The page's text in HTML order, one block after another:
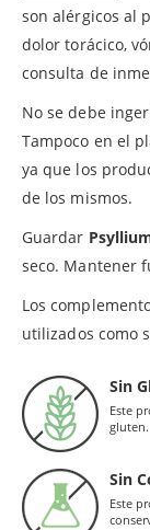
son alérgicos al
dolor torácico,
consulta de
No se debe
Tampoco en el
ya que los
de los mismos.
Guardar
seco. Mantener
Los
utilizados como
Sin
Este
gluten.
Sin
Este